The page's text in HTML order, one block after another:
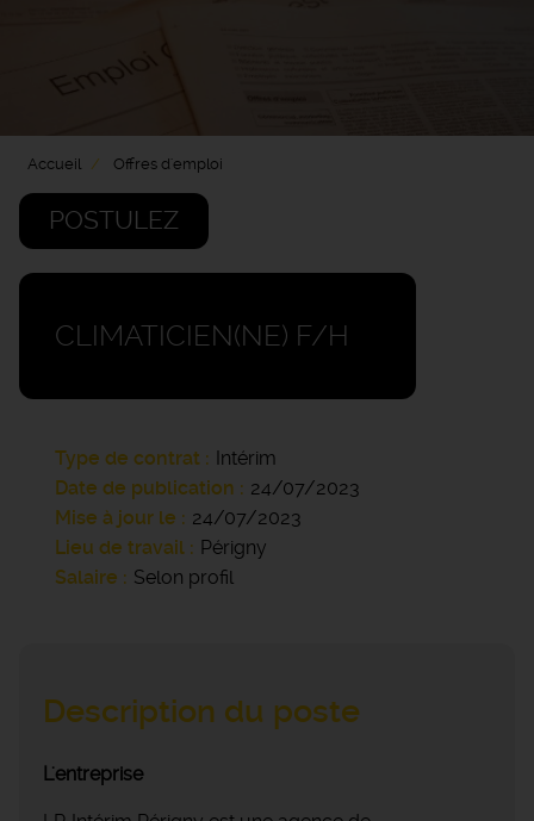
Accueil Offres d'emploi
POSTULEZ
CLIMATICIEN(NE) F/H
Type de contrat
Intérim
Date de publication
24/07/2023
Mise à jour le
24/07/2023
Lieu de travail
Périgny
Salaire
Selon profil
Description du poste
L'entreprise